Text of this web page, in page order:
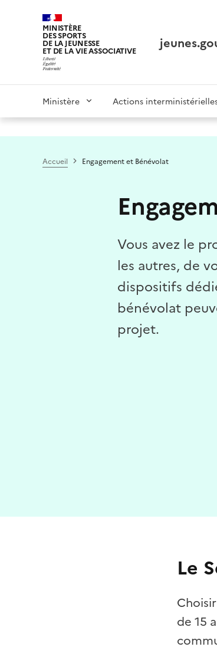
MINISTÈRE
DES SPORTS
DE LA JEUNESSE
ET DE LA VIE ASSOCIATIVE
navigation
Ministère Actions
Accueil Engagement et Bénévolat
Vous avez le
les autres, de
dispositifs
bénévolat
projet.
Le
de 15